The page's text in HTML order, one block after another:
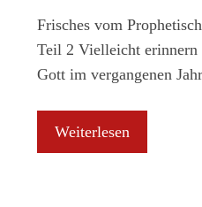
Frisches vom
Teil 2 Vielleicht erinnern
Gott im vergangenen
Weiterlesen